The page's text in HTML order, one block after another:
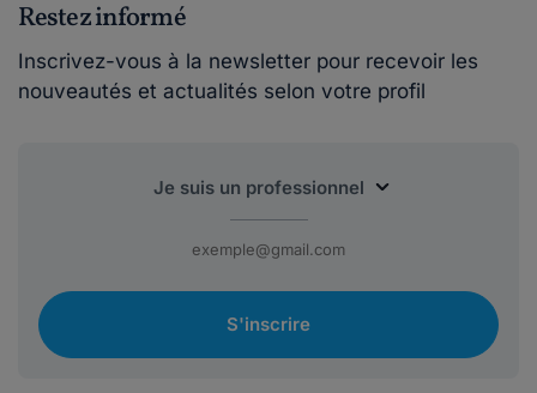
Restez informé
Inscrivez-vous à la newsletter pour recevoir les
nouveautés et actualités selon votre profil
S'inscrire